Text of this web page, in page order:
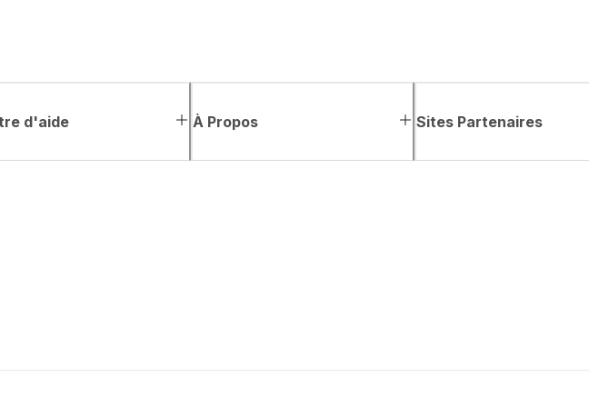
d'aide À Propos Sites Partenaires